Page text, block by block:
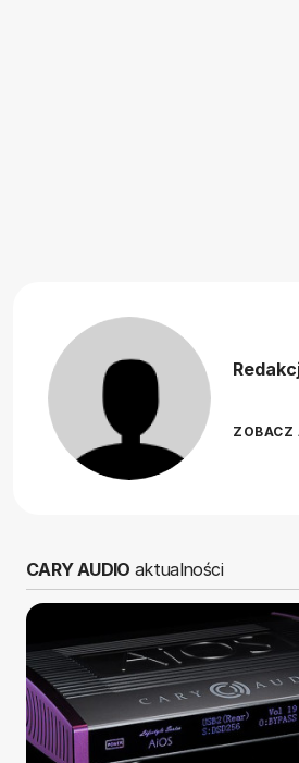
ZOBACZ
CARY AUDIO aktualności